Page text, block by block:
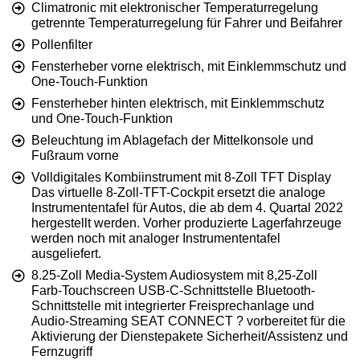
Climatronic mit elektronischer Temperaturregelung
getrennte Temperaturregelung für Fahrer und Beifahrer
Pollenfilter
Fensterheber vorne elektrisch, mit Einklemmschutz und
One-Touch-Funktion
Fensterheber hinten elektrisch, mit Einklemmschutz
und One-Touch-Funktion
Beleuchtung im Ablagefach der Mittelkonsole und
Fußraum vorne
Volldigitales Kombiinstrument mit 8-Zoll TFT Display
Das virtuelle 8-Zoll-TFT-Cockpit ersetzt die analoge
Instrumententafel für Autos, die ab dem 4. Quartal 2022
hergestellt werden. Vorher produzierte Lagerfahrzeuge
werden noch mit analoger Instrumententafel
ausgeliefert.
8.25-Zoll Media-System Audiosystem mit 8,25-Zoll
Farb-Touchscreen USB-C-Schnittstelle Bluetooth-
Schnittstelle mit integrierter Freisprechanlage und
Audio-Streaming SEAT CONNECT ? vorbereitet für die
Aktivierung der Dienstepakete Sicherheit/Assistenz und
Fernzugriff